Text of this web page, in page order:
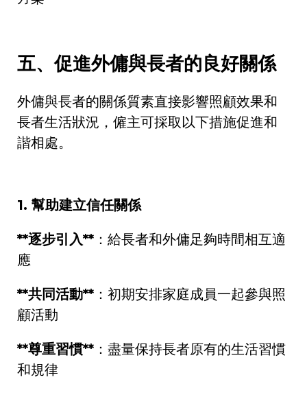
五、促進外傭與長者的良好關係
外傭與長者的關係質素直接影響照顧效果和
長者生活狀況，僱主可採取以下措施促進和
諧相處。
1. 幫助建立信任關係
**逐步引入** ：給長者和外傭足夠時間相互適
應
**共同活動** ：初期安排家庭成員一起參與照
顧活動
**尊重習慣** ：盡量保持長者原有的生活習慣
和規律